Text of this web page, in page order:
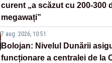
curent „a scăzut cu 200-300
megawați”
7 aug. 2026, 10:51
Bolojan: Nivelul Dunării
funcționare a centralei de la